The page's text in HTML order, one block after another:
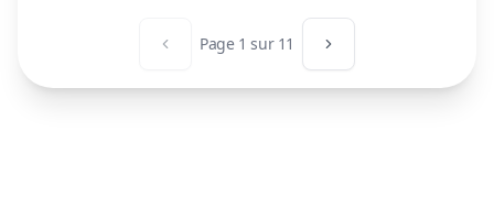
Page précédente
Page 1 sur 11 Page suivante